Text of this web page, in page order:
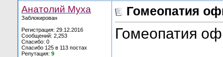
Анатолий Муха
Заблокирован
Регистрация: 29.12.2016
Сообщений: 2,253
Спасибо: 0
Спасибо 125 в 113 постах
Репутация: 9
Гомеопатия
Гомеопатия